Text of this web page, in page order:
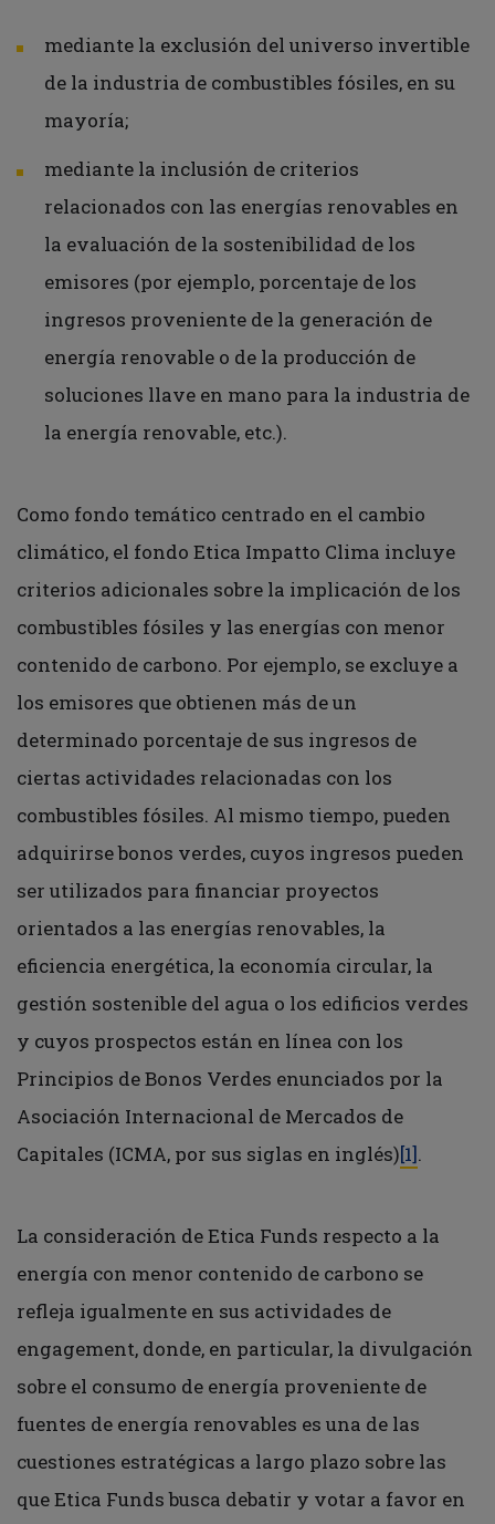
mediante la exclusión del universo invertible
de la industria de combustibles fósiles, en su
mayoría;
mediante la inclusión de criterios
relacionados con las energías renovables en
la evaluación de la sostenibilidad de los
emisores (por ejemplo, porcentaje de los
ingresos proveniente de la generación de
energía renovable o de la producción de
soluciones llave en mano para la industria de
la energía renovable, etc.).
Como fondo temático centrado en el cambio
climático, el fondo Etica Impatto Clima incluye
criterios adicionales sobre la implicación de los
combustibles fósiles y las energías con menor
contenido de carbono. Por ejemplo, se excluye a
los emisores que obtienen más de un
determinado porcentaje de sus ingresos de
ciertas actividades relacionadas con los
combustibles fósiles. Al mismo tiempo, pueden
adquirirse bonos verdes, cuyos ingresos pueden
ser utilizados para financiar proyectos
orientados a las energías renovables, la
eficiencia energética, la economía circular, la
gestión sostenible del agua o los edificios verdes
y cuyos prospectos están en línea con los
Principios de Bonos Verdes enunciados por la
Asociación Internacional de Mercados de
Capitales (ICMA, por sus siglas en inglés)[1].
La consideración de Etica Funds respecto a la
energía con menor contenido de carbono se
refleja igualmente en sus actividades de
engagement, donde, en particular, la divulgación
sobre el consumo de energía proveniente de
fuentes de energía renovables es una de las
cuestiones estratégicas a largo plazo sobre las
que Etica Funds busca debatir y votar a favor en